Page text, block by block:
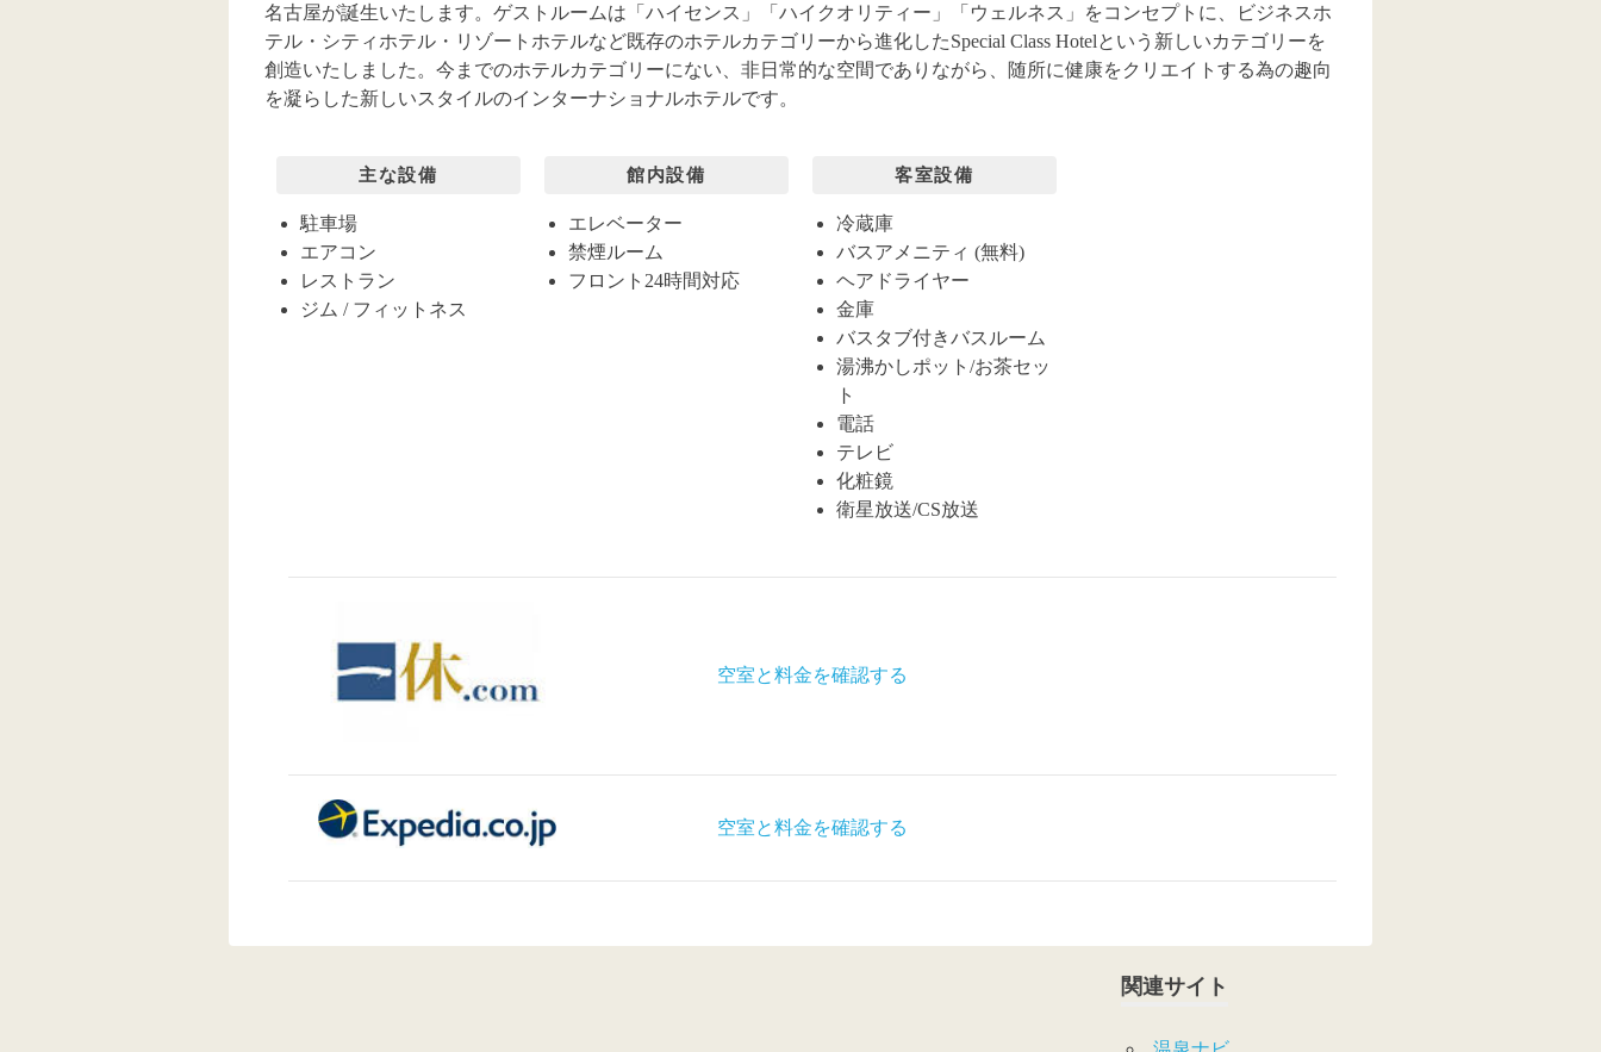
名古屋が誕生いたします。ゲストルームは「ハイセンス」「ハイクオリティー」「ウェルネス」をコンセプトに、ビジネスホ
テル・シティホテル・リゾートホテルなど既存のホテルカテゴリーから進化したSpecial Class Hotelという新しいカテゴリーを
創造いたしました。今までのホテルカテゴリーにない、非日常的な空間でありながら、随所に健康をクリエイトする為の趣向
を凝らした新しいスタイルのインターナショナルホテルです。
主な設備
駐車場
エアコン
レストラン
ジム / フィットネス
館内設備
エレベーター
禁煙ルーム
フロント24時間対応
客室設備
冷蔵庫
バスアメニティ (無料)
ヘアドライヤー
金庫
バスタブ付きバスルーム
湯沸かしポット/お茶セッ
ト
電話
テレビ
化粧鏡
衛星放送/CS放送
空室と料金を確認する
空室と料金を確認する
関連サイト